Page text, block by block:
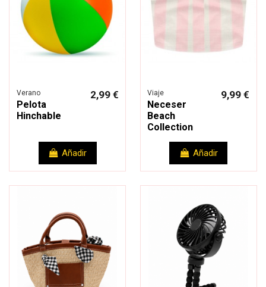
Verano
Pelota
Hinchable
2,99 €
Añadir
Viaje
Neceser
Beach
Collection
9,99 €
Añadir